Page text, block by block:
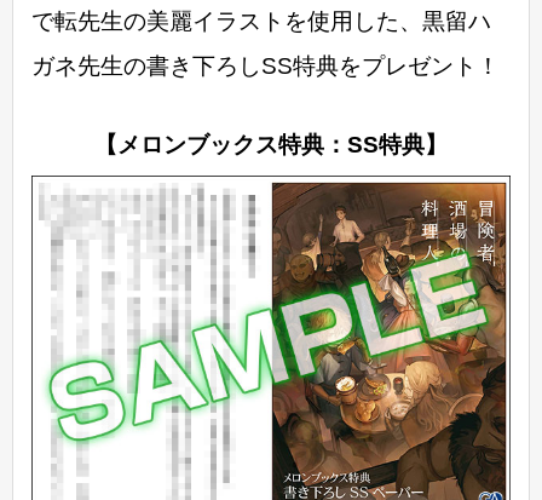
で転先生の美麗イラストを使用した、黒留ハ
ガネ先生の書き下ろしSS特典をプレゼント！
【メロンブックス特典：SS特典】